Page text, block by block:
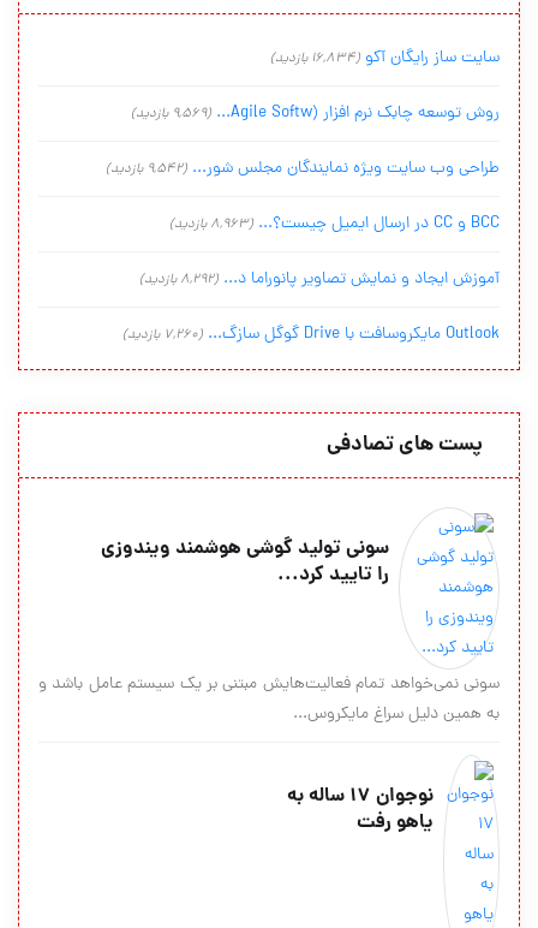
سایت ساز رایگان آکو (16,834 بازدید)
روش توسعه چابک نرم افزار (Agile Softw... (9,569 بازدید)
طراحی وب سایت ویژه نمایندگان مجلس شور... (9,542 بازدید)
BCC و CC در ارسال ایمیل چیست؟... (8,963 بازدید)
آموزش ایجاد و نمایش تصاویر پانوراما د... (8,292 بازدید)
Outlook مایکروسافت با Drive گوگل سازگ... (7,260 بازدید)
پست های تصادفی
سونی تولید گوشی هوشمند ویندوزی
را تایید کرد...
سونی نمی‌خواهد تمام فعالیت‌هایش مبتنی بر یک سیستم عامل باشد و
به همین دلیل سراغ مایکروس...
نوجوان 17 ساله به
یاهو رفت